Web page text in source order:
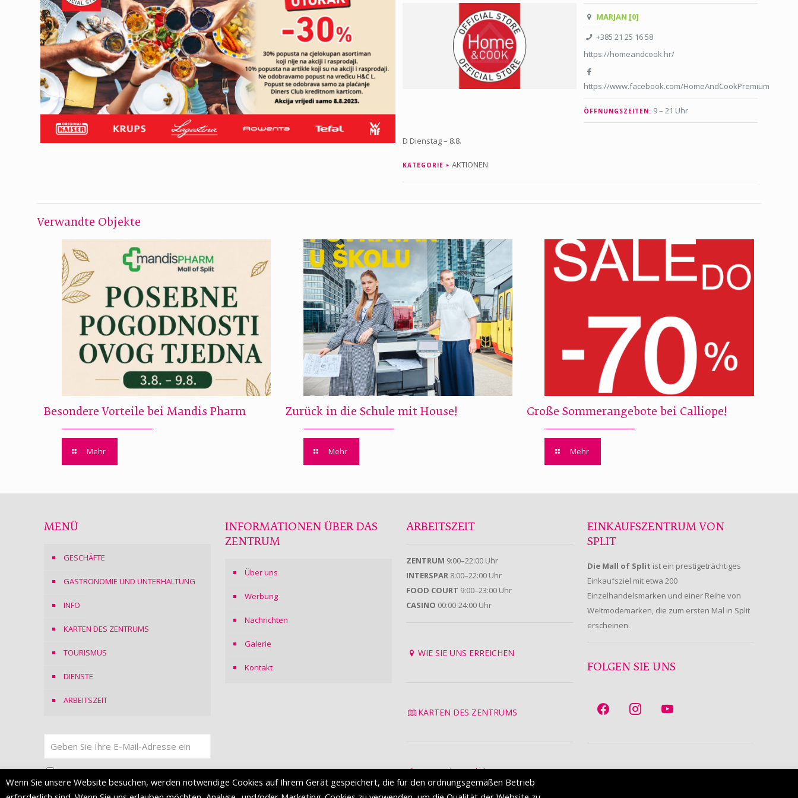
MARJAN [0]
+385 21 25 16 58
https://homeandcook.hr/
https://www.facebook.com/HomeAndCookPremium
ÖFFNUNGSZEITEN: 9 – 21 Uhr
D Dienstag – 8.8.
KATEGORIE AKTIONEN
Verwandte Objekte
Besondere Vorteile bei Mandis Pharm
Mehr
Zurück in die Schule mit House!
Mehr
Große Sommerangebote bei Calliope!
Mehr
MENÜ
GESCHÄFTE
GASTRONOMIE UND UNTERHALTUNG
INFO
KARTEN DES ZENTRUMS
TOURISMUS
DIENSTE
ARBEITSZEIT
Ich stimmeder Datenschutzerklärungzu
INFORMATIONEN ÜBER DAS
ZENTRUM
Über uns
Werbung
Nachrichten
Galerie
Kontakt
ARBEITSZEIT
ZENTRUM 9:00–22:00 Uhr
INTERSPAR 8:00–22:00 Uhr
FOOD COURT 9:00–23:00 Uhr
CASINO 00:00-24:00 Uhr
WIE SIE UNS ERREICHEN
KARTEN DES ZENTRUMS
Datenschutzrichtlinie
Nutzungsbedingungen
EINKAUFSZENTRUM VON
SPLIT
Die Mall of Split ist ein prestigeträchtiges
Einkaufsziel mit etwa 200
Einzelhandelsmarken und einer Reihe von
Weltmodemarken, die zum ersten Mal in Split
erscheinen.
FOLGEN SIE UNS
Wenn Sie unsere Website besuchen, werden notwendige Cookies auf Ihrem Gerät gespeichert, die für den ordnungsgemäßen Betrieb